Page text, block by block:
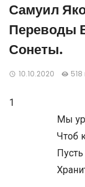
Самуил
Переводы
Сонеты.
10.10.2020 518
1
Мы урожая
Чтоб
Пусть
Хранит их